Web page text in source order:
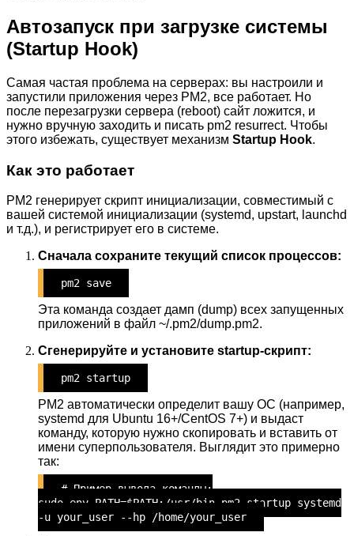
Автозапуск при загрузке системы
(Startup Hook)
Самая частая проблема на серверах: вы настроили и
запустили приложения через PM2, все работает. Но
после перезагрузки сервера (reboot) сайт ложится, и
нужно вручную заходить и писать pm2 resurrect. Чтобы
этого избежать, существует механизм Startup Hook.
Как это работает
PM2 генерирует скрипт инициализации, совместимый с
вашей системой инициализации (systemd, upstart, launchd
и т.д.), и регистрирует его в системе.
Сначала сохраните текущий список процессов:
pm2 save
Эта команда создает дамп (dump) всех запущенных
приложений в файл ~/.pm2/dump.pm2.
Сгенерируйте и установите startup-скрипт:
pm2 startup
PM2 автоматически определит вашу ОС (например,
systemd для Ubuntu 16+/CentOS 7+) и выдаст
команду, которую нужно скопировать и вставить от
имени суперпользователя. Выглядит это примерно
так:
# Пример вывода команды:
sudo env PATH=$PATH:/usr/bin pm2 startup systemd
-u your_user --hp /home/your_user